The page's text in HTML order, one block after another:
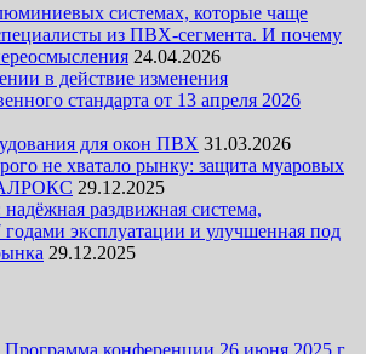
системах, которые чаще
из ПВХ-сегмента. И почему
24.04.2026
в действие изменения
стандарта от 13 апреля 2026
для окон ПВХ 31.03.2026
не хватало рынку: защита муаровых
29.12.2025
раздвижная система,
годами эксплуатации и улучшенная под
29.12.2025
Программа конференции 26 июня 2025 г.